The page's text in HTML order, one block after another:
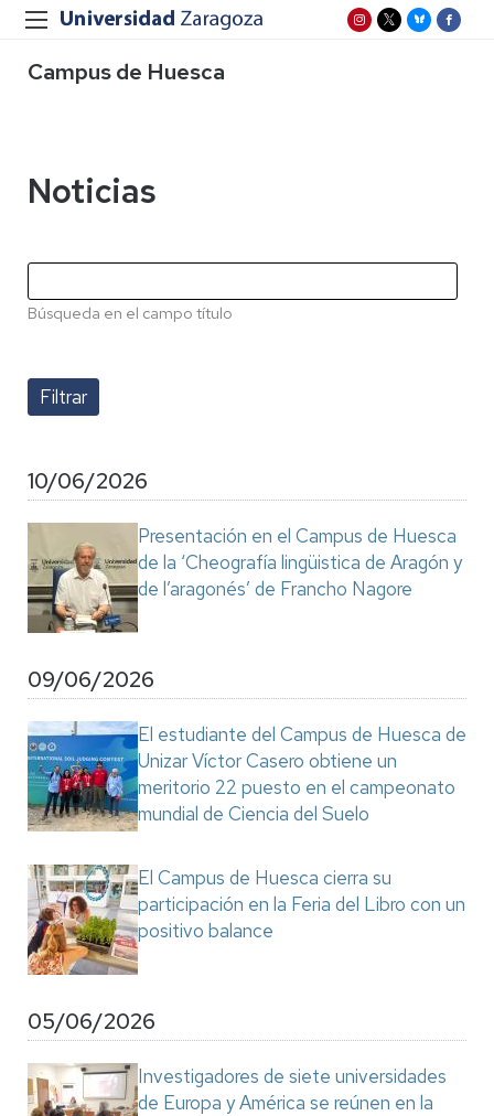
Campus de Huesca
Noticias
Búsqueda en el campo título
10/06/2026
Presentación en el Campus de Huesca
de la ‘Cheografía lingüistica de Aragón y
de l’aragonés’ de Francho Nagore
09/06/2026
El estudiante del Campus de Huesca de
Unizar Víctor Casero obtiene un
meritorio 22 puesto en el campeonato
mundial de Ciencia del Suelo
El Campus de Huesca cierra su
participación en la Feria del Libro con un
positivo balance
05/06/2026
Investigadores de siete universidades
de Europa y América se reúnen en la